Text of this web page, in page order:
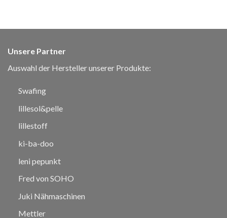
Unsere Partner
Auswahl der Hersteller unserer Produkte:
Swafing
lillesol&pelle
lillestoff
ki-ba-doo
leni pepunkt
Fred von SOHO
Juki Nähmaschinen
Mettler